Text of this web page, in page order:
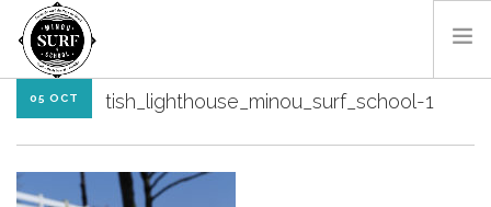
SURF & BODYBOARD
PADDLE
LES MONITEURS
05 OCT tish_lighthouse_minou_surf_school-1